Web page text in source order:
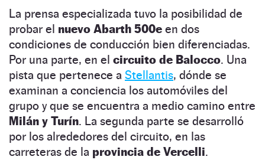
La prensa especializada tuvo la posibilidad de
probar el nuevo Abarth 500e en dos
condiciones de conducción bien diferenciadas.
Por una parte, en el circuito de Balocco. Una
pista que pertenece a Stellantis, dónde se
examinan a conciencia los automóviles del
grupo y que se encuentra a medio camino entre
Milán y Turín. La segunda parte se desarrolló
por los alrededores del circuito, en las
carreteras de la provincia de Vercelli.